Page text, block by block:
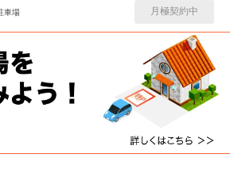
車場 月極契約中